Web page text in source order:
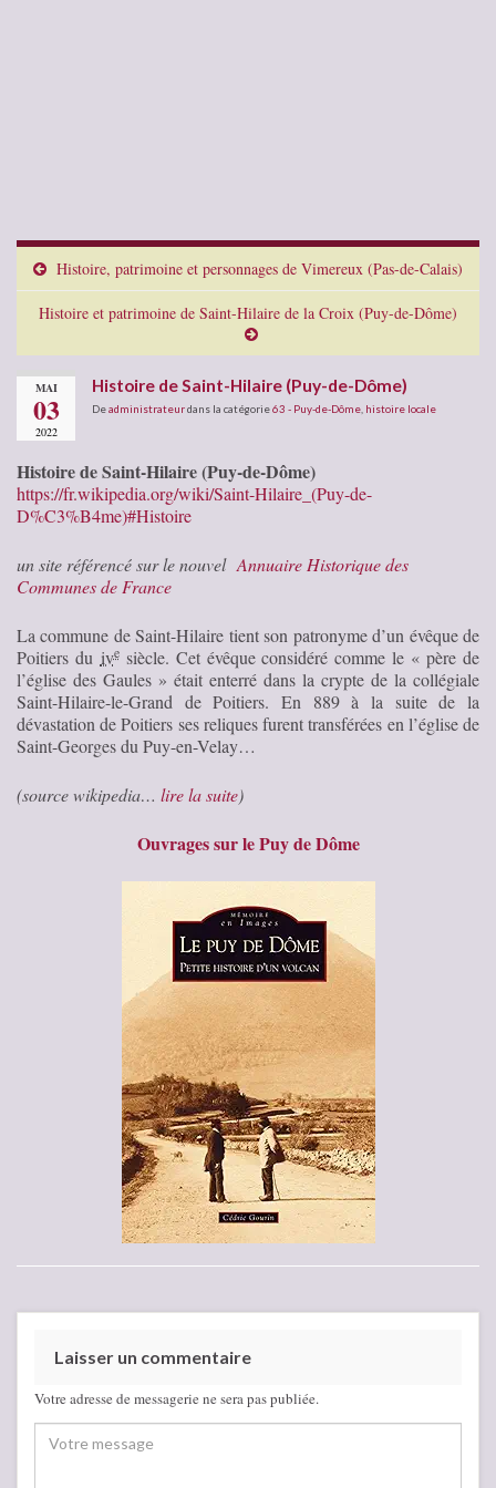
Histoire, patrimoine et personnages de Vimereux (Pas-de-Calais)
Histoire et patrimoine de Saint-Hilaire de la Croix (Puy-de-Dôme)
MAI
03
2022
Histoire de Saint-Hilaire (Puy-de-Dôme)
Deadministrateurdans la catégorie63 - Puy-de-Dôme histoire locale
Histoire de Saint-Hilaire (Puy-de-Dôme)
https://fr.wikipedia.org/wiki/Saint-Hilaire_(Puy-de-
D%C3%B4me)#Histoire
un site référencé sur le nouvel Annuaire Historique des
Communes de France
La commune de Saint-Hilaire tient son patronyme d’un évêque de
Poitiers du ivesiècle. Cet évêque considéré comme le « père de
l’église des Gaules » était enterré dans la crypte de la collégiale
Saint-Hilaire-le-Grand de Poitiers. En 889 à la suite de la
dévastation de Poitiers ses reliques furent transférées en l’église de
Saint-Georges du Puy-en-Velay…
(source wikipedia… lire la suite)
Ouvrages sur le Puy de Dôme
Laisser un commentaire
Votre adresse de messagerie ne sera pas publiée.